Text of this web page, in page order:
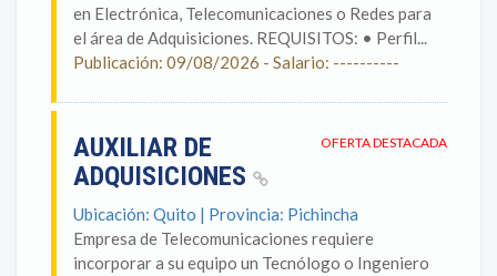
en Electrónica, Telecomunicaciones o Redes para
el área de Adquisiciones. REQUISITOS: • Perfil...
Publicación: 09/08/2026 - Salario: ----------
OFERTA DESTACADA
AUXILIAR DE
ADQUISICIONES
Ubicación: Quito | Provincia: Pichincha
Empresa de Telecomunicaciones requiere
incorporar a su equipo un Tecnólogo o Ingeniero